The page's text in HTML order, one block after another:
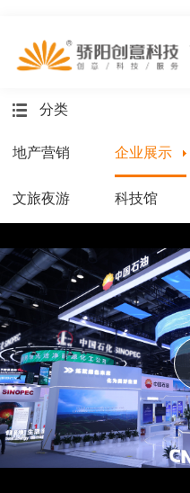
分类
地产营销 企业展示
文旅夜游 科技馆